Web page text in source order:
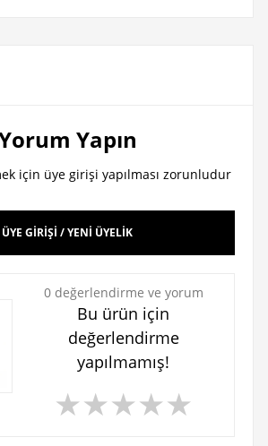
Yapın
için üye girişi yapılması zorunludur
ÜYE GİRİŞİ / YENİ ÜYELİK
0 değerlendirme ve yorum
Bu ürün için
değerlendirme
yapılmamış!
★★★★★